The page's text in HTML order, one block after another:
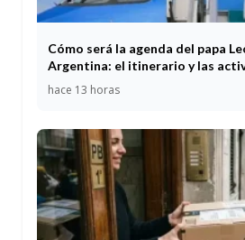
Cómo será la agenda del papa
Argentina: el itinerario y las
hace 13 horas